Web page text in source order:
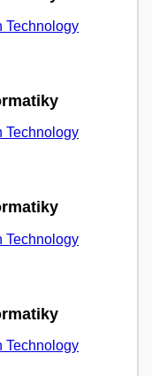
Technology
Technology
Technology
Technology